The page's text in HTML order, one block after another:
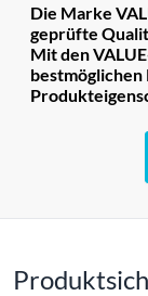
Die Marke
geprüfte
Mit den
bestmöglichen